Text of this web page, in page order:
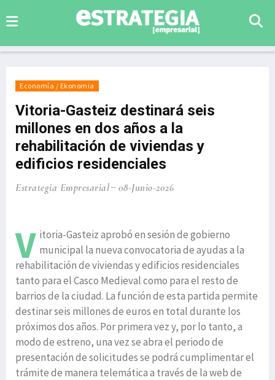
Economía / Ekonomia
Vitoria-Gasteiz destinará seis
millones en dos años a la
rehabilitación de viviendas y
edificios residenciales
Estrategia Empresarial 08-Junio-2026
V itoria-Gasteiz aprobó en sesión de gobierno
municipal la nueva convocatoria de ayudas a la
rehabilitación de viviendas y edificios residenciales
tanto para el Casco Medieval como para el resto de
barrios de la ciudad. La función de esta partida permite
destinar seis millones de euros en total durante los
próximos dos años. Por primera vez y, por lo tanto, a
modo de estreno, una vez se abra el periodo de
presentación de solicitudes se podrá cumplimentar el
trámite de manera telemática a través de la web de